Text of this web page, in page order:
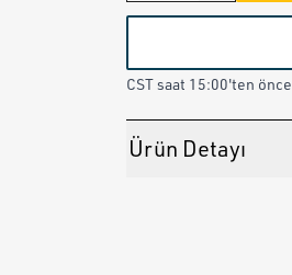
CST saat 15:00'ten
Ürün Detayı